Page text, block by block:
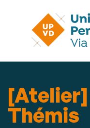
[Atelier]
Thémis